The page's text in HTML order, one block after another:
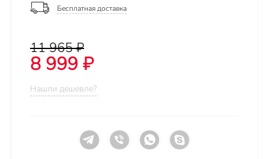
Бесплатная доставка
11 965 ₽
8 999 ₽
Нашли дешевле?